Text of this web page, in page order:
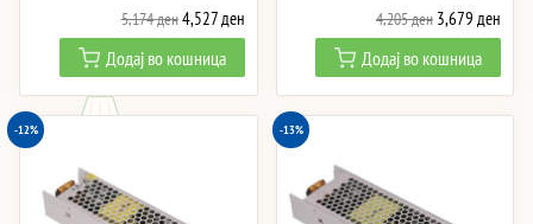
5,174денOriginal
price
was:
5,174 ден.
4,527денCurrent
price
is:
4,527 ден.
Додај во кошница
4,205ден Original
price
was:
4,205 ден.
3,679 ден
price
is:
Додај во кошница
-12% -13%